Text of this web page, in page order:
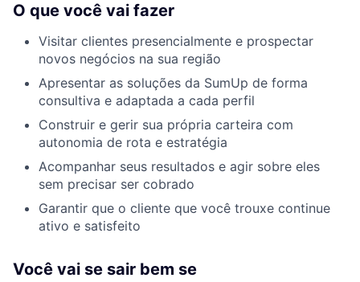
O que você vai fazer
Visitar clientes presencialmente e prospectar
novos negócios na sua região
Apresentar as soluções da SumUp de forma
consultiva e adaptada a cada perfil
Construir e gerir sua própria carteira com
autonomia de rota e estratégia
Acompanhar seus resultados e agir sobre eles
sem precisar ser cobrado
Garantir que o cliente que você trouxe continue
ativo e satisfeito
Você vai se sair bem se